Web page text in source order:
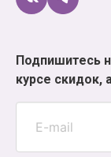
Подпишитесь
курсе скидок,